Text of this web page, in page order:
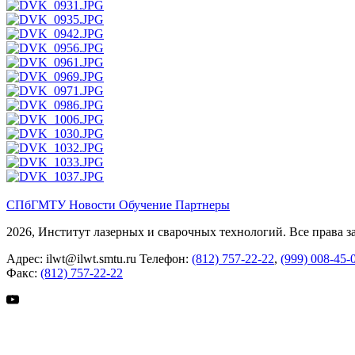
СПбГМТУНовости Обучение Партнеры
2026, Институт лазерных и сварочных технологий. Все права
Адрес: ilwt@ilwt.smtu.ru Телефон: (812) 757-22-22, (999) 008-45-
Факс: (812) 757-22-22